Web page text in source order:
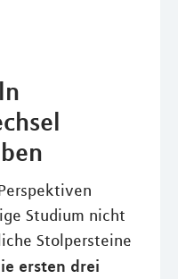
Studium nicht
Stolpersteine
ersten drei